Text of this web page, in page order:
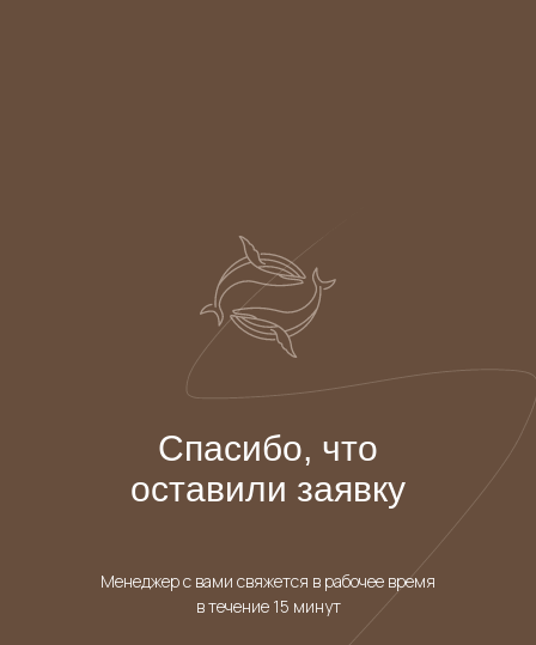
Спасибо, что
оставили заявку
Менеджер с вами свяжется в рабочее время
в течение 15 минут